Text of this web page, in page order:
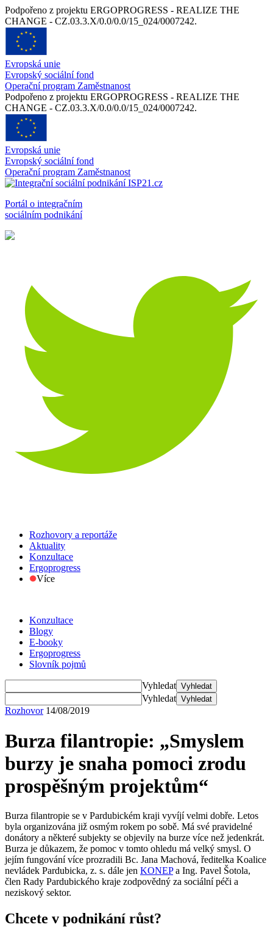
Podpořeno z projektu ERGOPROGRESS - REALIZE THE
CHANGE - CZ.03.3.X/0.0/0.0/15_024/0007242.
Evropská unie
Evropský sociální fond
Operační program Zaměstnanost
Podpořeno z projektu ERGOPROGRESS - REALIZE THE
CHANGE - CZ.03.3.X/0.0/0.0/15_024/0007242.
Evropská unie
Evropský sociální fond
Operační program Zaměstnanost
Portál o integračním
sociálním podnikání
Rozhovory a reportáže
Aktuality
Konzultace
Ergoprogress
Více
Konzultace
Blogy
E-booky
Ergoprogress
Slovník pojmů
Vyhledat Vyhledat
Vyhledat Vyhledat
Rozhovor 14/08/2019
Burza filantropie: „Smyslem
burzy je snaha pomoci zrodu
prospěšným projektům“
Burza filantropie se v Pardubickém kraji vyvíjí velmi dobře. Letos
byla organizována již osmým rokem po sobě. Má své pravidelné
donátory a některé subjekty se objevily na burze více než jedenkrát.
Burza je důkazem, že pomoc v tomto ohledu má velký smysl. O
jejím fungování více prozradili Bc. Jana Machová, ředitelka Koalice
nevládek Pardubicka, z. s. dále jen KONEPa Ing. Pavel Šotola,
člen Rady Pardubického kraje zodpovědný za sociální péči a
neziskový sektor.
Chcete v podnikání růst?